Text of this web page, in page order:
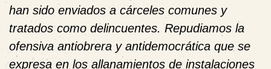
han sido enviados a cárceles comunes y
tratados como delincuentes. Repudiamos la
ofensiva antiobrera y antidemocrática que se
expresa en los allanamientos de instalaciones